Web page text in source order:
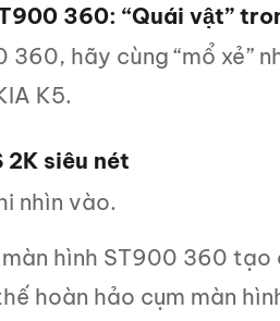
360: “Quái vật”
hãy cùng “mổ xẻ”
K5.
2K siêu nét
nhìn vào.
màn hình ST900 360
hoàn hảo cụm màn